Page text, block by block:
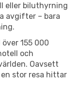
eller biluthyrning
avgifter – bara
155 000
och
Oavsett
en stor resa hittar